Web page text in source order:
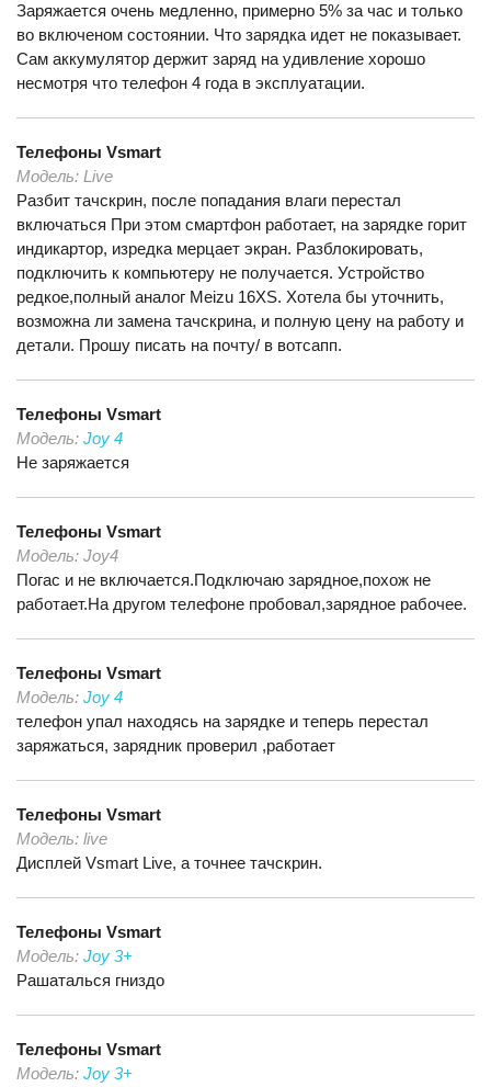
Заряжается очень медленно, примерно 5% за час и только
во включеном состоянии. Что зарядка идет не показывает.
Сам аккумулятор держит заряд на удивление хорошо
несмотря что телефон 4 года в эксплуатации.
Телефоны Vsmart
Модель: Live
Разбит тачскрин, после попадания влаги перестал
включаться При этом смартфон работает, на зарядке горит
индикартор, изредка мерцает экран. Разблокировать,
подключить к компьютеру не получается. Устройство
редкое,полный аналог Meizu 16XS. Хотела бы уточнить,
возможна ли замена тачскрина, и полную цену на работу и
детали. Прошу писать на почту/ в вотсапп.
Телефоны Vsmart
Модель: Joy 4
Не заряжается
Телефоны Vsmart
Модель: Joy4
Погас и не включается.Подключаю зарядное,похож не
работает.На другом телефоне пробовал,зарядное рабочее.
Телефоны Vsmart
Модель: Joy 4
телефон упал находясь на зарядке и теперь перестал
заряжаться, зарядник проверил ,работает
Телефоны Vsmart
Модель: live
Дисплей Vsmart Live, а точнее тачскрин.
Телефоны Vsmart
Модель: Joy 3+
Рашаталься гниздо
Телефоны Vsmart
Модель: Joy 3+